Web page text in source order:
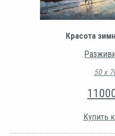
Красота
50 х
Купить